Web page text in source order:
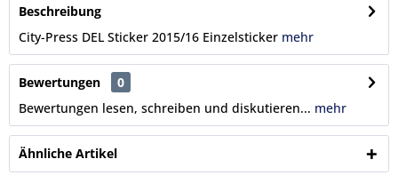
Beschreibung
City-Press DEL Sticker 2015/16 Einzelsticker mehr
Bewertungen
0
Bewertungen lesen, schreiben und diskutieren... mehr
Ähnliche Artikel